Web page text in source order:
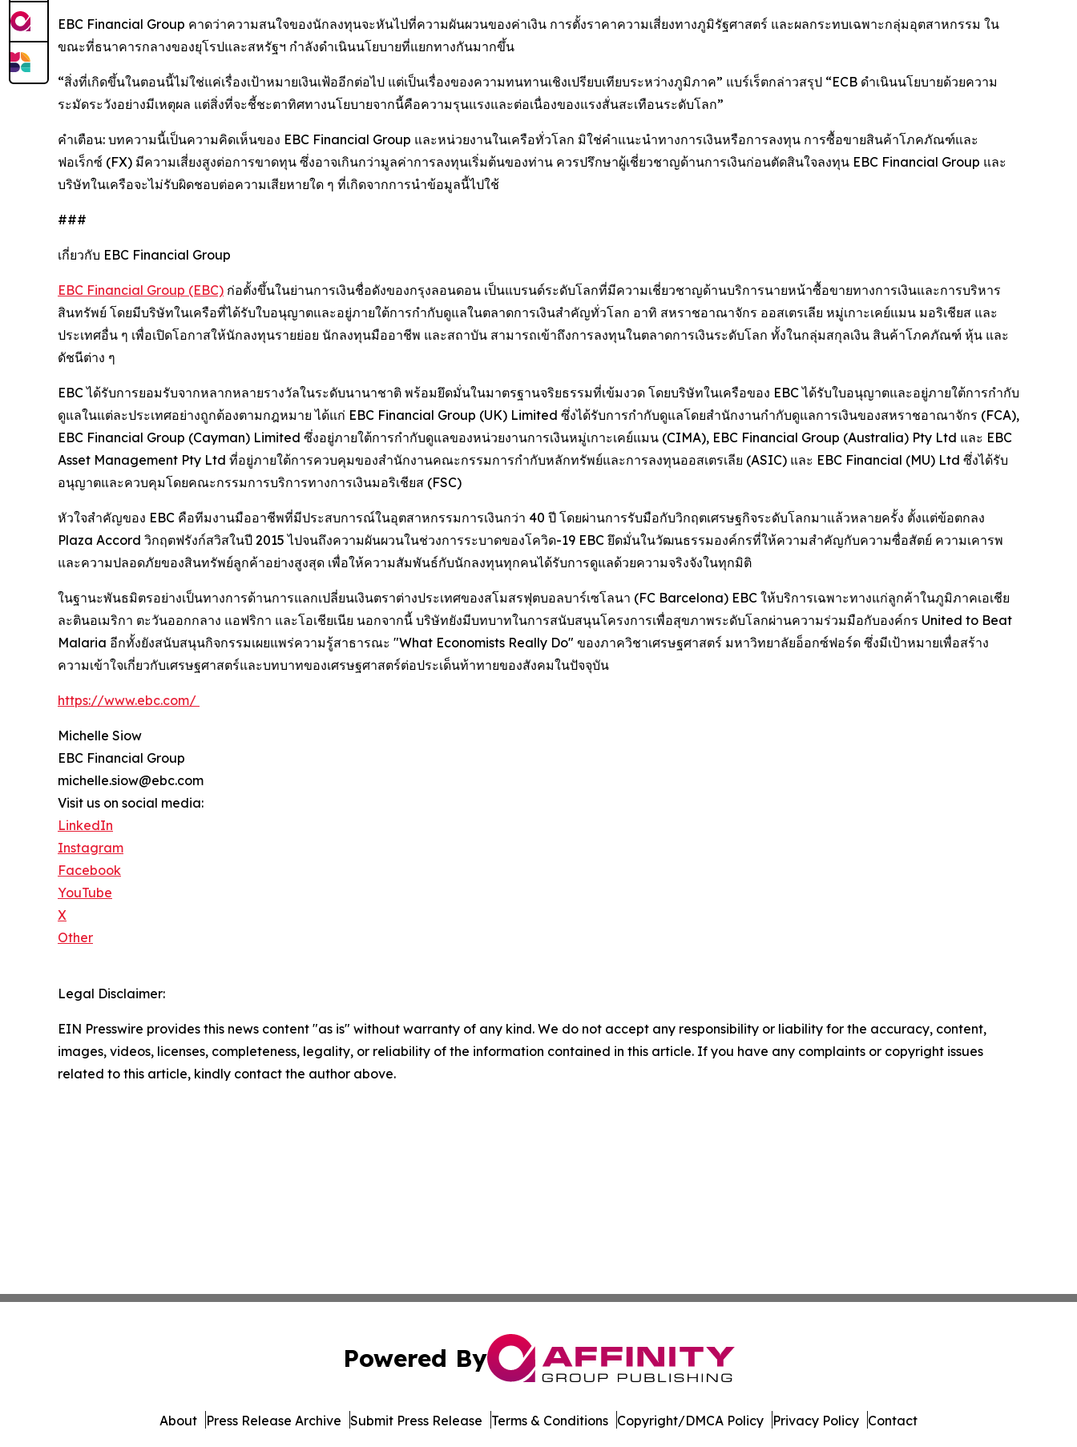
EBC Financial Group คาดว่าความสนใจของนักลงทุนจะหันไปที่ความผันผวนของค่าเงิน การตั้งราคาความเสี่ยงทางภูมิรัฐศาสตร์ และผลกระทบเฉพาะกลุ่มอุตสาหกรรม ใน
ขณะที่ธนาคารกลางของยุโรปและสหรัฐฯ กำลังดำเนินนโยบายที่แยกทางกันมากขึ้น
“สิ่งที่เกิดขึ้นในตอนนี้ไม่ใช่แค่เรื่องเป้าหมายเงินเฟ้ออีกต่อไป แต่เป็นเรื่องของความทนทานเชิงเปรียบเทียบระหว่างภูมิภาค” แบร์เร็ตกล่าวสรุป “ECB ดำเนินนโยบายด้วยความ
ระมัดระวังอย่างมีเหตุผล แต่สิ่งที่จะชี้ชะตาทิศทางนโยบายจากนี้คือความรุนแรงและต่อเนื่องของแรงสั่นสะเทือนระดับโลก”
คำเตือน: บทความนี้เป็นความคิดเห็นของ EBC Financial Group และหน่วยงานในเครือทั่วโลก มิใช่คำแนะนำทางการเงินหรือการลงทุน การซื้อขายสินค้าโภคภัณฑ์และ
ฟอเร็กซ์ (FX) มีความเสี่ยงสูงต่อการขาดทุน ซึ่งอาจเกินกว่ามูลค่าการลงทุนเริ่มต้นของท่าน ควรปรึกษาผู้เชี่ยวชาญด้านการเงินก่อนตัดสินใจลงทุน EBC Financial Group และ
บริษัทในเครือจะไม่รับผิดชอบต่อความเสียหายใด ๆ ที่เกิดจากการนำข้อมูลนี้ไปใช้
###
เกี่ยวกับ EBC Financial Group
EBC Financial Group (EBC) ก่อตั้งขึ้นในย่านการเงินชื่อดังของกรุงลอนดอน เป็นแบรนด์ระดับโลกที่มีความเชี่ยวชาญด้านบริการนายหน้าซื้อขายทางการเงินและการบริหาร
สินทรัพย์ โดยมีบริษัทในเครือที่ได้รับใบอนุญาตและอยู่ภายใต้การกำกับดูแลในตลาดการเงินสำคัญทั่วโลก อาทิ สหราชอาณาจักร ออสเตรเลีย หมู่เกาะเคย์แมน มอริเชียส และ
ประเทศอื่น ๆ เพื่อเปิดโอกาสให้นักลงทุนรายย่อย นักลงทุนมืออาชีพ และสถาบัน สามารถเข้าถึงการลงทุนในตลาดการเงินระดับโลก ทั้งในกลุ่มสกุลเงิน สินค้าโภคภัณฑ์ หุ้น และ
ดัชนีต่าง ๆ
EBC ได้รับการยอมรับจากหลากหลายรางวัลในระดับนานาชาติ พร้อมยึดมั่นในมาตรฐานจริยธรรมที่เข้มงวด โดยบริษัทในเครือของ EBC ได้รับใบอนุญาตและอยู่ภายใต้การกำกับ
ดูแลในแต่ละประเทศอย่างถูกต้องตามกฎหมาย ได้แก่ EBC Financial Group (UK) Limited ซึ่งได้รับการกำกับดูแลโดยสำนักงานกำกับดูแลการเงินของสหราชอาณาจักร (FCA),
EBC Financial Group (Cayman) Limited ซึ่งอยู่ภายใต้การกำกับดูแลของหน่วยงานการเงินหมู่เกาะเคย์แมน (CIMA), EBC Financial Group (Australia) Pty Ltd และ EBC
Asset Management Pty Ltd ที่อยู่ภายใต้การควบคุมของสำนักงานคณะกรรมการกำกับหลักทรัพย์และการลงทุนออสเตรเลีย (ASIC) และ EBC Financial (MU) Ltd ซึ่งได้รับ
อนุญาตและควบคุมโดยคณะกรรมการบริการทางการเงินมอริเชียส (FSC)
หัวใจสำคัญของ EBC คือทีมงานมืออาชีพที่มีประสบการณ์ในอุตสาหกรรมการเงินกว่า 40 ปี โดยผ่านการรับมือกับวิกฤตเศรษฐกิจระดับโลกมาแล้วหลายครั้ง ตั้งแต่ข้อตกลง
Plaza Accord วิกฤตฟรังก์สวิสในปี 2015 ไปจนถึงความผันผวนในช่วงการระบาดของโควิด-19 EBC ยึดมั่นในวัฒนธรรมองค์กรที่ให้ความสำคัญกับความซื่อสัตย์ ความเคารพ
และความปลอดภัยของสินทรัพย์ลูกค้าอย่างสูงสุด เพื่อให้ความสัมพันธ์กับนักลงทุนทุกคนได้รับการดูแลด้วยความจริงจังในทุกมิติ
ในฐานะพันธมิตรอย่างเป็นทางการด้านการแลกเปลี่ยนเงินตราต่างประเทศของสโมสรฟุตบอลบาร์เซโลนา (FC Barcelona) EBC ให้บริการเฉพาะทางแก่ลูกค้าในภูมิภาคเอเชีย
ละตินอเมริกา ตะวันออกกลาง แอฟริกา และโอเชียเนีย นอกจากนี้ บริษัทยังมีบทบาทในการสนับสนุนโครงการเพื่อสุขภาพระดับโลกผ่านความร่วมมือกับองค์กร United to Beat
Malaria อีกทั้งยังสนับสนุนกิจกรรมเผยแพร่ความรู้สาธารณะ "What Economists Really Do" ของภาควิชาเศรษฐศาสตร์ มหาวิทยาลัยอ็อกซ์ฟอร์ด ซึ่งมีเป้าหมายเพื่อสร้าง
ความเข้าใจเกี่ยวกับเศรษฐศาสตร์และบทบาทของเศรษฐศาสตร์ต่อประเด็นท้าทายของสังคมในปัจจุบัน
https://www.ebc.com/
Michelle Siow
EBC Financial Group
michelle.siow@ebc.com
Visit us on social media:
LinkedIn
Instagram
Facebook
YouTube
X
Other
Legal Disclaimer:
EIN Presswire provides this news content "as is" without warranty of any kind. We do not accept any responsibility or liability for the accuracy, content,
images, videos, licenses, completeness, legality, or reliability of the information contained in this article. If you have any complaints or copyright issues
related to this article, kindly contact the author above.
Powered By
About Press Release Archive Submit Press Release Terms & Conditions Copyright/DMCA Policy Privacy Policy Contact